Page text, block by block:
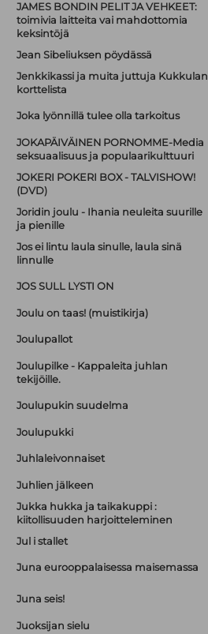
JAMES BONDIN PELIT JA VEHKEET:
toimivia laitteita vai mahdottomia
keksintöjä
Jean Sibeliuksen pöydässä
Jenkkikassi ja muita juttuja Kukkulan
korttelista
Joka lyönnillä tulee olla tarkoitus
JOKAPÄIVÄINEN PORNOMME-Media
seksuaalisuus ja populaarikulttuuri
JOKERI POKERI BOX - TALVISHOW!
(DVD)
Joridin joulu - Ihania neuleita suurille
ja pienille
Jos ei lintu laula sinulle, laula sinä
linnulle
JOS SULL LYSTI ON
Joulu on taas! (muistikirja)
Joulupallot
Joulupilke - Kappaleita juhlan
tekijöille.
Joulupukin suudelma
Joulupukki
Juhlaleivonnaiset
Juhlien jälkeen
Jukka hukka ja taikakuppi :
kiitollisuuden harjoitteleminen
Jul i stallet
Juna eurooppalaisessa maisemassa
Juna seis!
Juoksijan sielu